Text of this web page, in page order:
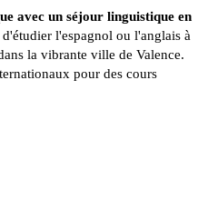
avec un séjour linguistique en
l'espagnol ou l'anglais à
la vibrante ville de Valence.
pour des cours